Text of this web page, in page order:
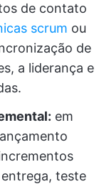
de contato
scrum ou
de
a liderança e
em
teste